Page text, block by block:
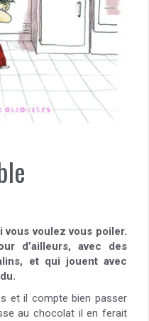
vous voulez vous poiler.
d’ailleurs, avec des
et qui jouent avec
et il compte bien passer
au chocolat il en ferait